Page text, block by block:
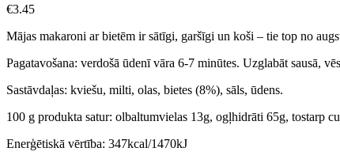
€3.45
Mājas makaroni ar bietēm ir sātīgi, garšīgi un koši – tie top no
Pagatavošana: verdošā ūdenī vāra 6-7 minūtes. Uzglabāt sausā,
Sastāvdaļas: kviešu, milti, olas, bietes (8%), sāls, ūdens.
100 g produkta satur: olbaltumvielas 13g, ogļhidrāti 65g, tostarp
Enerģētiskā vērtība: 347kcal/1470kJ